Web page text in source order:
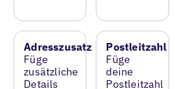
Adresszusatz
Füge
zusätzliche
Details
Postleitzahl
Füge
deine
Postleitzahl